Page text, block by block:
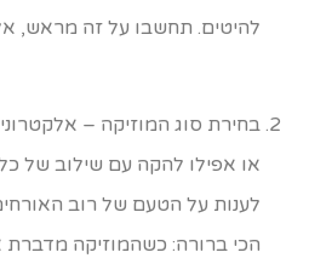
להיטים. תחשבו על זה מראש, אל
בחירת סוג המוזיקה –
או אפילו להקה עם שילוב של
לענות על הטעם של רוב
הכי ברורה: כשהמוזיקה מדברת